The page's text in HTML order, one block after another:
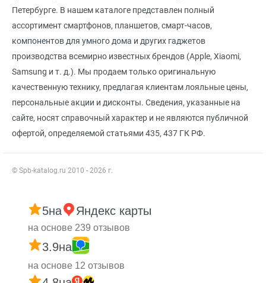
Петербурге. В нашем каталоге представлен полный
ассортимент смартфонов, планшетов, смарт-часов,
компонентов для умного дома и других гаджетов
производства всемирно известных брендов (Apple, Xiaomi,
Samsung и т. д.). Мы продаем только оригинальную
качественную технику, предлагая клиентам лояльные цены,
персональные акции и дисконты. Сведения, указанные на
сайте, носят справочный характер и не являются публичной
офертой, определяемой статьями 435, 437 ГК РФ.
© Spb-katalog.ru 2010 - 2026 г.
5на Яндекс карты
на основе 239 отзывов
3.9на
на основе 12 отзывов